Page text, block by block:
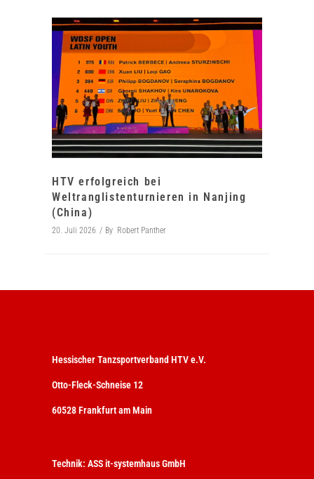
HTV erfolgreich bei
Weltranglistenturnieren in Nanjing
(China)
20. Juli 2026 By Robert Panther
Hessischer Tanzsportverband HTV e.V.
Otto-Fleck-Schneise 12
60528 Frankfurt am Main
Technik: ASS it-systemhaus GmbH